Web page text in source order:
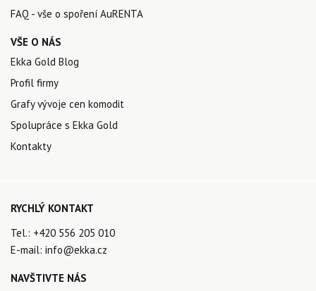
FAQ - vše o spoření AuRENTA
VŠE O NÁS
Ekka Gold Blog
Profil firmy
Grafy vývoje cen komodit
Spolupráce s Ekka Gold
Kontakty
RYCHLÝ KONTAKT
Tel.: +420 556 205 010
E-mail: info@ekka.cz
NAVŠTIVTE NÁS